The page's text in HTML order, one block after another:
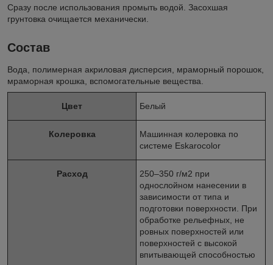
Сразу после использования промыть водой. Засохшая
грунтовка очищается механически.
Состав
Вода, полимерная акриловая дисперсия, мраморный порошок,
мраморная крошка, вспомогательные вещества.
Цвет Белый
Колеровка
Машинная колеровка по
системе Eskarocolor
Расход 250–350 г/м2 при
однослойном нанесении в
зависимости от типа и
подготовки поверхности. При
обработке рельефных, не
ровных поверхностей или
поверхностей с высокой
впитывающей способностью